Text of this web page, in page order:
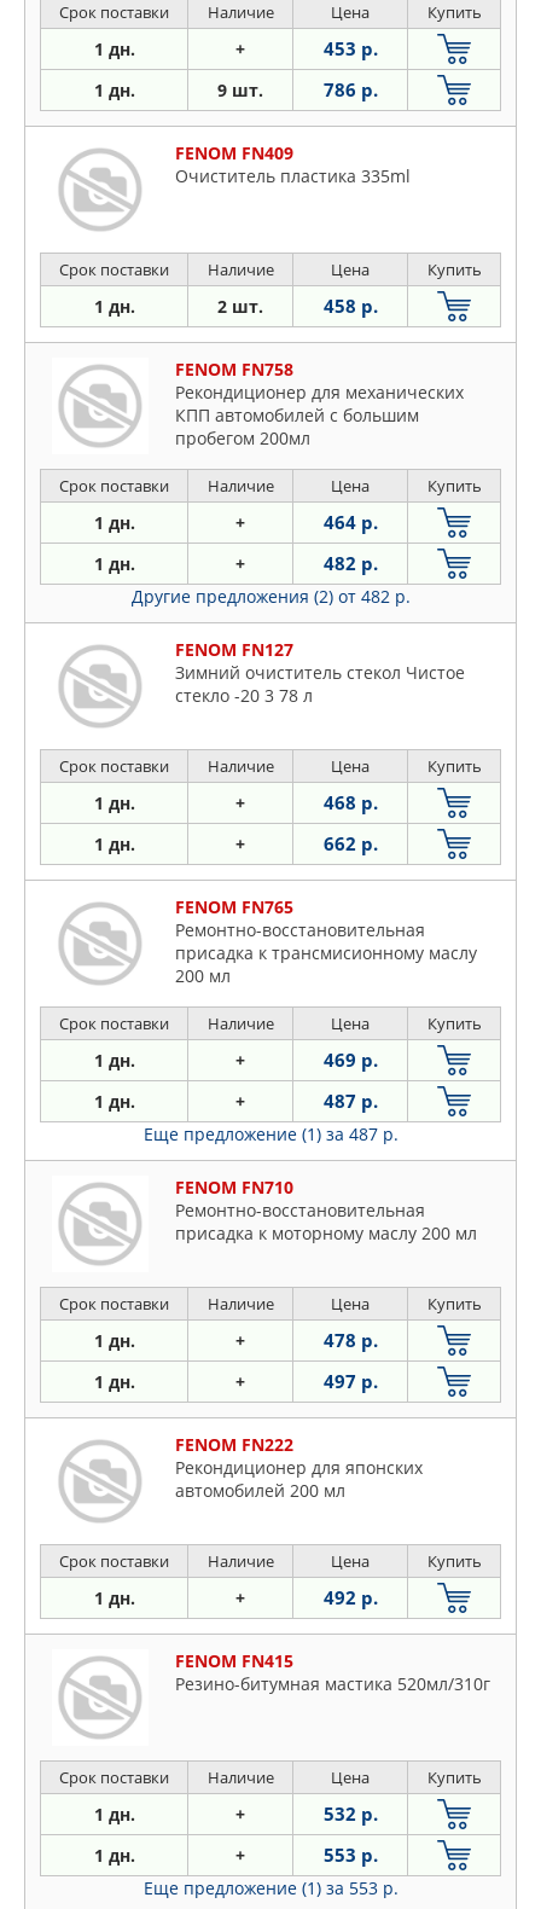
Срок поставки Наличие Цена Купить
1 дн. + 453 р.
1 дн. 9 шт. 786 р.
FENOM FN409
Очиститель пластика 335ml
Срок поставки Наличие Цена Купить
1 дн. 2 шт. 458 р.
FENOM FN758
Рекондиционер для механических
КПП автомобилей с большим
пробегом 200мл
Срок поставки Наличие Цена Купить
1 дн. + 464 р.
1 дн. + 482 р.
Другие предложения (2) от 482 р.
FENOM FN127
Зимний очиститель стекол Чистое
стекло -20 3 78 л
Срок поставки Наличие Цена Купить
1 дн. + 468 р.
1 дн. + 662 р.
FENOM FN765
Ремонтно-восстановительная
присадка к трансмисионному маслу
200 мл
Срок поставки Наличие Цена Купить
1 дн. + 469 р.
1 дн. + 487 р.
Еще предложение (1) за 487 р.
FENOM FN710
Ремонтно-восстановительная
присадка к моторному маслу 200 мл
Срок поставки Наличие Цена Купить
1 дн. + 478 р.
1 дн. + 497 р.
FENOM FN222
Рекондиционер для японских
автомобилей 200 мл
Срок поставки Наличие Цена Купить
1 дн. + 492 р.
FENOM FN415
Резино-битумная мастика 520мл/310г
Срок поставки Наличие Цена Купить
1 дн. + 532 р.
1 дн. + 553 р.
Еще предложение (1) за 553 р.